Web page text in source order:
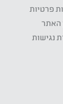
פרטיות
האתר
נגישות